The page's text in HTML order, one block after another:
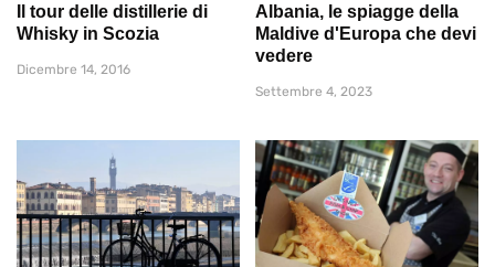
Il tour delle distillerie di
Whisky in Scozia
Dicembre 14, 2016
Albania, le spiagge della
Maldive d'Europa che devi
vedere
Settembre 4, 2023